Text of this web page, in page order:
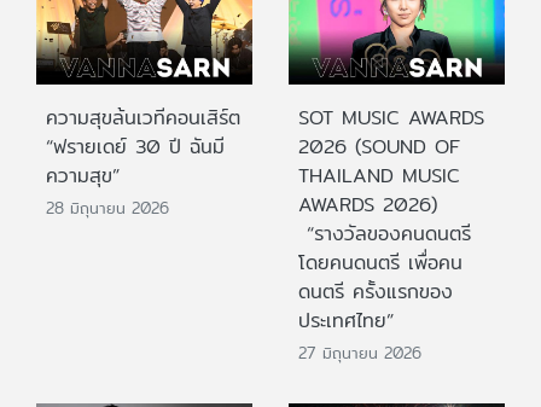
ความสุขล้นเวทีคอนเสิร์ต
“ฟรายเดย์ 30 ปี ฉันมี
ความสุข”
28 มิถุนายน 2026
SOT MUSIC AWARDS
2026 (SOUND OF
THAILAND MUSIC
AWARDS 2026)
“รางวัลของคนดนตรี
โดยคนดนตรี เพื่อคน
ดนตรี ครั้งแรกของ
ประเทศไทย”
27 มิถุนายน 2026